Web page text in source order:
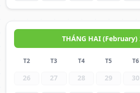
THÁNG HAI (February)
T2 T3 T4 T5 T6
26 27 28 29 30